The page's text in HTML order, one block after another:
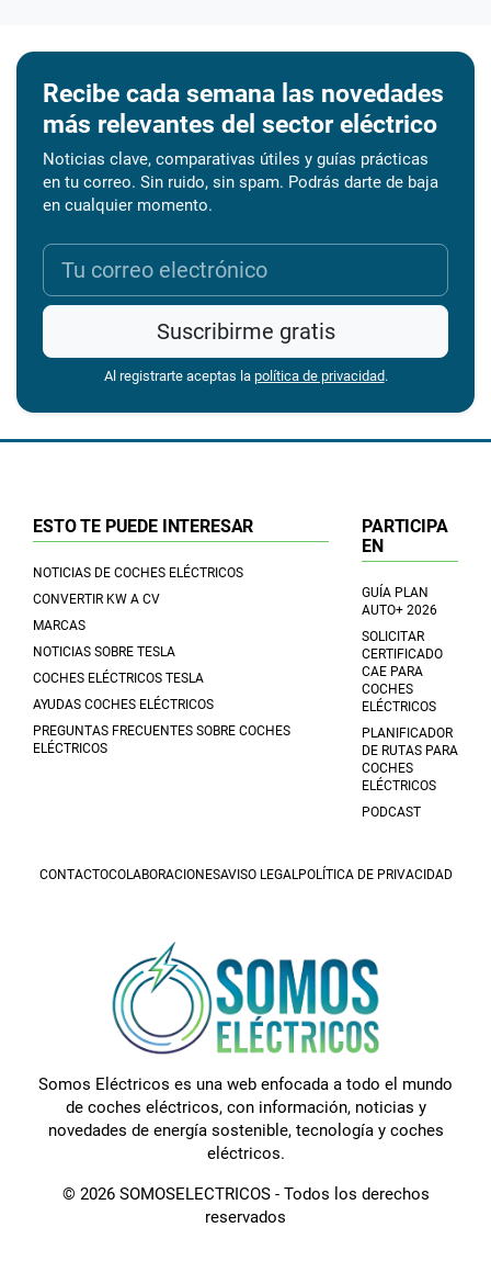
Recibe cada semana las novedades
más relevantes del sector eléctrico
Noticias clave, comparativas útiles y guías prácticas
en tu correo. Sin ruido, sin spam. Podrás darte de baja
en cualquier momento.
Suscribirme gratis
Al registrarte aceptas la política de privacidad.
ESTO TE PUEDE INTERESAR
NOTICIAS DE COCHES ELÉCTRICOS
CONVERTIR KW A CV
MARCAS
NOTICIAS SOBRE TESLA
COCHES ELÉCTRICOS TESLA
AYUDAS COCHES ELÉCTRICOS
PREGUNTAS FRECUENTES SOBRE COCHES
ELÉCTRICOS
PARTICIPA
EN
GUÍA PLAN
AUTO+ 2026
SOLICITAR
CERTIFICADO
CAE PARA
COCHES
ELÉCTRICOS
PLANIFICADOR
DE RUTAS PARA
COCHES
ELÉCTRICOS
PODCAST
CONTACTOCOLABORACIONESAVISO LEGAL POLÍTICA DE PRIVACIDAD
Somos Eléctricos es una web enfocada a todo el mundo
de coches eléctricos, con información, noticias y
novedades de energía sostenible, tecnología y coches
eléctricos.
© 2026 SOMOSELECTRICOS - Todos los derechos
reservados